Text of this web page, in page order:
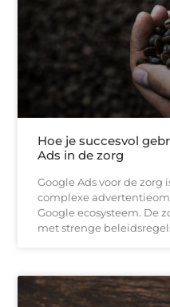
Hoe je succesvol
Ads in de zorg
Google Ads voor de zorg
complexe
Google ecosysteem. De
met strenge